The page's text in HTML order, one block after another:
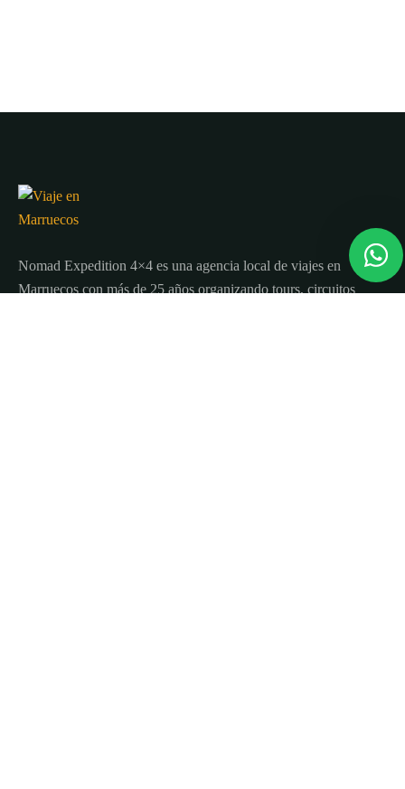
Nomad Expedition 4×4 es una agencia local de viajes en
Marruecos con más de 25 años organizando tours, circuitos